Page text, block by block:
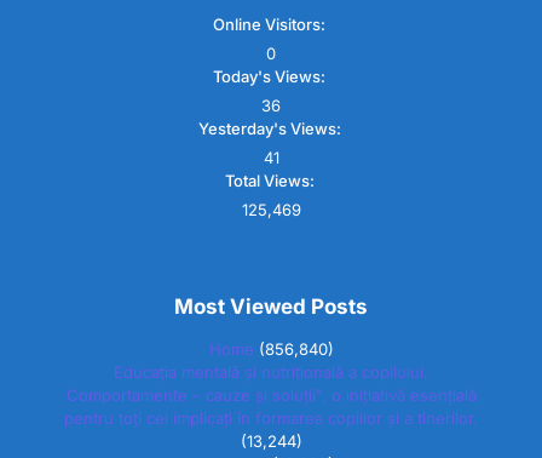
Online Visitors:
0
Today's Views:
36
Yesterday's Views:
41
Total Views:
125,469
Most Viewed Posts
Home (856,840)
Educația mentală și nutrițională a copilului.
Comportamente – cauze și soluții”, o inițiativă esențială
pentru toți cei implicați în formarea copiilor și a tinerilor.
(13,244)